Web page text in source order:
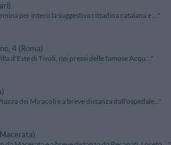
per intero la suggestiva cittadina catalana e ..."
4 (Roma)
d'Este di Tivoli, nei pressi delle famose Acqu..."
dei Miracoli e a breve distanza dall'ospedale..."